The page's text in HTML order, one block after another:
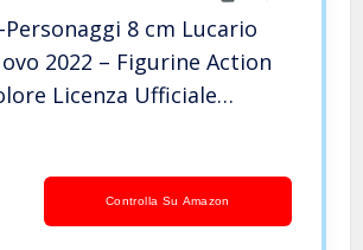
Personaggi 8 cm Lucario
2022 – Figurine Action
Licenza Ufficiale
Controlla Su Amazon